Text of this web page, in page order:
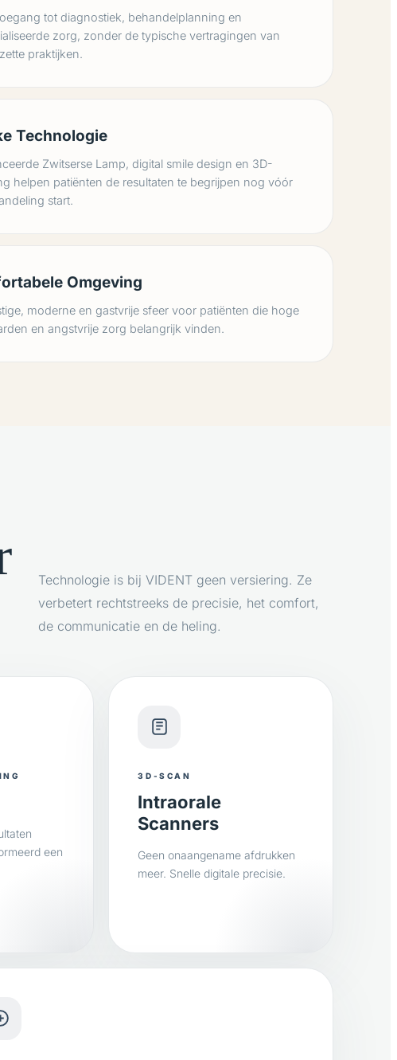
tot diagnostiek, behandelplanning en
zorg, zonder de typische vertragingen van
praktijken.
Technologie
Zwitserse Lamp, digital smile design en 3D-
helpen patiënten de resultaten te begrijpen nog vóór
start.
Omgeving
moderne en gastvrije sfeer voor patiënten die hoge
en angstvrije zorg belangrijk vinden.
Technologie is bij VIDENT geen versiering. Ze
verbetert rechtstreeks de precisie, het comfort,
de communicatie en de heling.
een
3D-SCAN
Intraorale
Scanners
Geen onaangename afdrukken
meer. Snelle digitale precisie.